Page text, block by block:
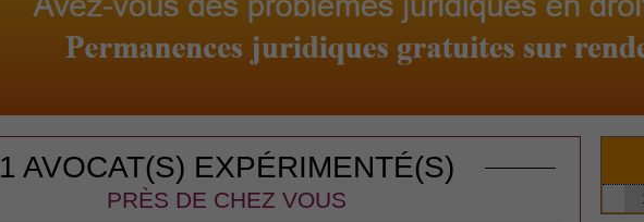
1 AVOCAT(S) EXPÉRIMENTÉ(S)
PRÈS DE CHEZ VOUS